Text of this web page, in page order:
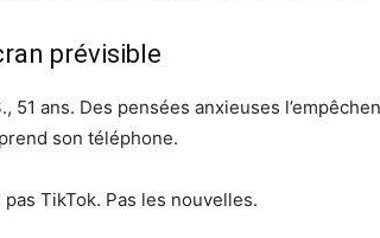
prévisible
51 ans. Des pensées anxieuses
son téléphone.
pas TikTok. Pas les nouvelles.